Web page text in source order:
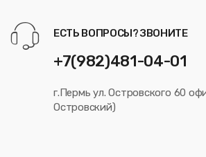
ЕСТЬ ВОПРОСЫ? ЗВОНИТЕ
+7(982)481-04-01
г.Пермь ул. Островского 60
Островский)